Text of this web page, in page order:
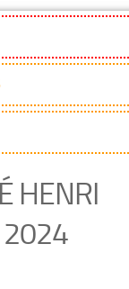
HENRI
2024